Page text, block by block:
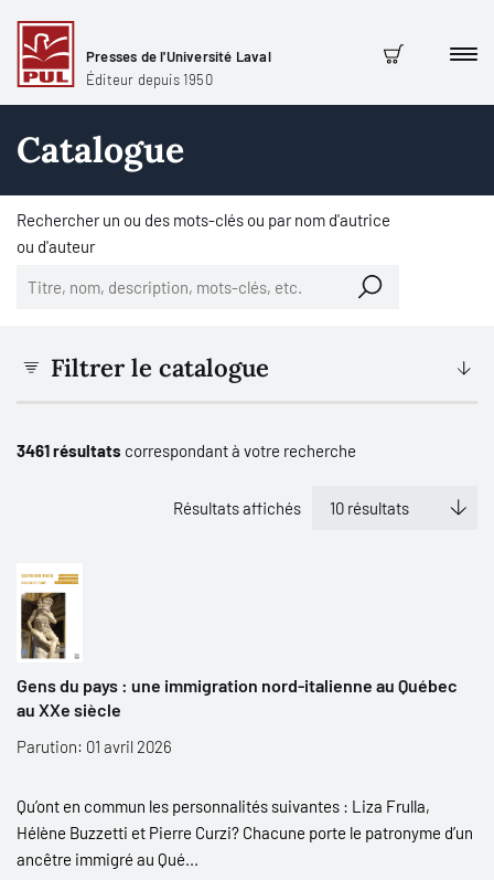
Presses de l'Université Laval
Éditeur depuis 1950
Panier
Catalogue
Rechercher un ou des mots-clés ou par nom d'autrice
ou d'auteur
Filtrer le catalogue
3461 résultats correspondant à votre recherche
Résultats affichés
Gens du pays : une immigration nord-italienne au Québec
au XXe siècle
Parution: 01 avril 2026
Qu’ont en commun les personnalités suivantes : Liza Frulla,
Hélène Buzzetti et Pierre Curzi? Chacune porte le patronyme d’un
ancêtre immigré au Qué...